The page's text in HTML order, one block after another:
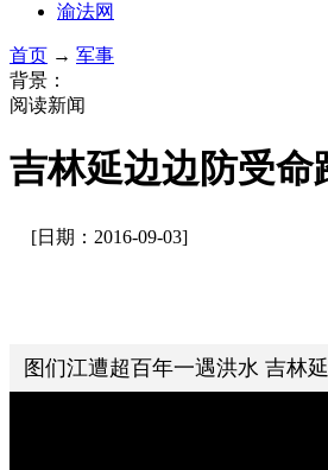
渝法网
首页 → 军事
背景：
阅读新闻
吉林延边边防受命
[日期：2016-09-03]
图们江遭超百年一遇洪水 吉林